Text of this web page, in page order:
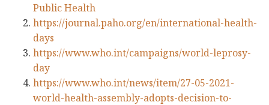
Public Health
https://journal.paho.org/en/international-health-
days
https://www.who.int/campaigns/world-leprosy-
day
https://www.who.int/news/item/27-05-2021-
world-health-assembly-adopts-decision-to-